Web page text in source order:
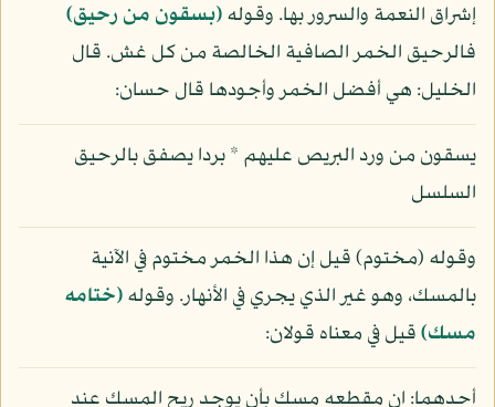
إشراق النعمة والسرور بها. وقوله(بسقون من رحيق)
فالرحيق الخمر الصافية الخالصة من كل غش. قال
الخليل: هي أفضل الخمر وأجودها قال حسان:
يسقون من ورد البريص عليهم * بردا يصفق بالرحيق
السلسل
وقوله (مختوم) قيل إن هذا الخمر مختوم في الآنية
بالمسك، وهو غير الذي يجري في الأنهار. وقوله(ختامه
مسك)قيل في معناه قولان:
أحدهما: ان مقطعه مسك بأن يوجد ريح المسك عند